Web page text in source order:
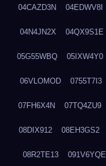
04CAZD3N 04EDWV8I
04N4JN2X 04QX9S1E
05G55WBQ 05IXW4Y0
06VLOMOD 0755T7I3
07FH6X4N 07TQ4ZU9
08DIX912 08EH3GS2
08R2TE13 091V6YQE